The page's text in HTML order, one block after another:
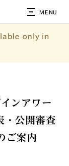
MENU
only in
ンアワー
・公開審査
ご案内